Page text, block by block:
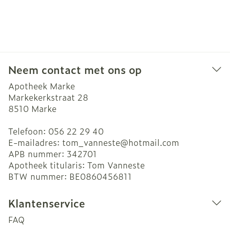
Neem contact met ons op
Apotheek Marke
Markekerkstraat 28
8510 Marke
Telefoon: 056 22 29 40
E-mailadres: tom_vanneste@hotmail.com
APB nummer: 342701
Apotheek titularis: Tom Vanneste
BTW nummer: BE0860456811
Klantenservice
FAQ